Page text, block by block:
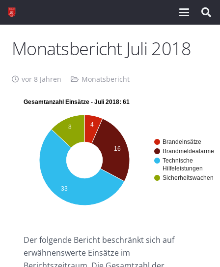
Monatsbericht Juli 2018
vor 8 Jahren Monatsbericht
Gesamtanzahl Einsätze - Juli 2018: 61
Brandeinsätze
Brandmeldealarme
Technische
Hilfeleistungen
Sicherheitswachen
4
16
8
33
Der folgende Bericht beschränkt sich auf
erwähnenswerte Einsätze im